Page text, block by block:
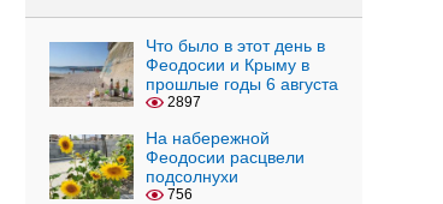
Что было в этот день в
Феодосии и Крыму в
прошлые годы 6 августа
2897
На набережной
Феодосии расцвели
подсолнухи
756